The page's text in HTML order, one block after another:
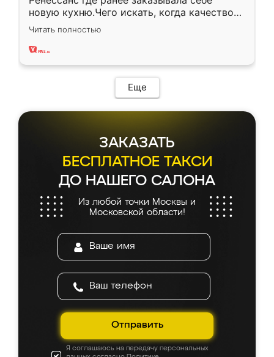
новую кухню.Чего искать, когда качеством
вполне довольна. Служит кухня уже почти
два года, нареканий нет.
Читать полностью
Еще
ЗАКАЗАТЬ
БЕСПЛАТНОЕ ТАКСИ
ДО НАШЕГО САЛОНА
Из любой точки Москвы и
Московской области!
Отправить
Я соглашаюсь на передачу персональных